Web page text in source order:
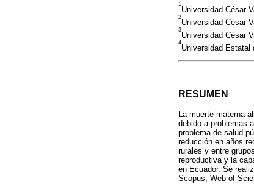
1
Universidad César
2
Universidad César
3
Universidad César
4
Universidad Estatal
RESUMEN
La muerte materna
debido a problemas
problema de salud
reducción en años
rurales y entre
reproductiva y la
en Ecuador. Se
Scopus, Web of